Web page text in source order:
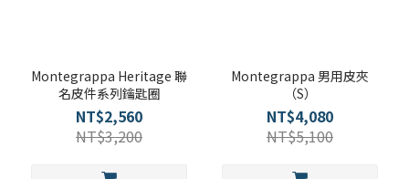
Montegrappa Heritage 聯
名皮件系列鑰匙圈
NT$2,560
NT$3,200
Montegrappa 男用皮夾
（S）
NT$4,080
NT$5,100